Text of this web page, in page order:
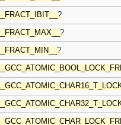
__FRACT_IBIT__?
__FRACT_MAX__?
__FRACT_MIN__?